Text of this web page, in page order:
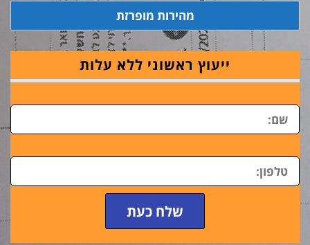
מהירות מופרזת
ייעוץ ראשוני ללא עלות
שלח כעת